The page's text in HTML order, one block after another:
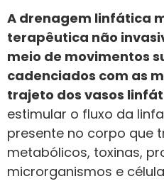
A drenagem linfática
terapêutica não
meio de movimentos
cadenciados com as
trajeto dos vasos
estimular o fluxo da
presente no corpo que
metabólicos, toxinas,
microrganismos e